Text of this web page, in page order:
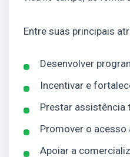
Entre suas principais
Desenvolver
Incentivar e
Prestar assistência
Promover o
Apoiar a